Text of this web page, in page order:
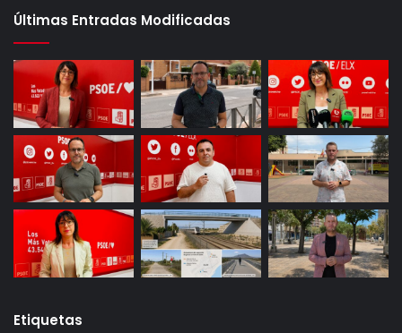
Últimas Entradas Modificadas
Etiquetas